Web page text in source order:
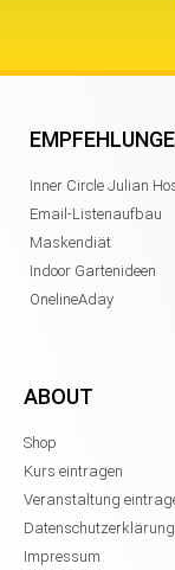
Inner Circle Julian
Email-Listenaufbau
Maskendiät
Indoor Gartenideen
OnelineAday
ABOUT
Shop
Kurs eintragen
Veranstaltung
Datenschutzerklärung
Impressum